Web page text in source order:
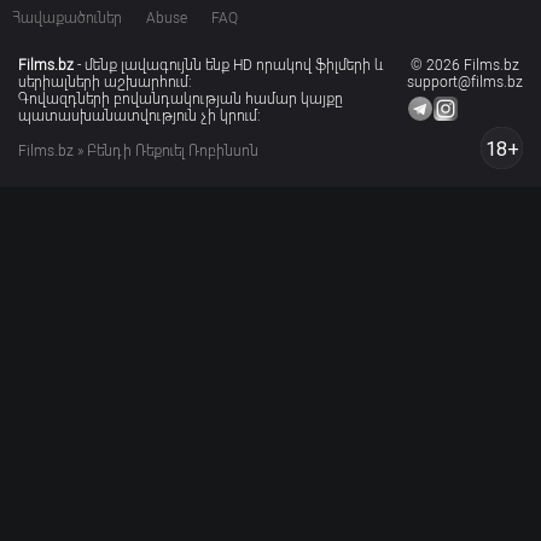
Հավաքածուներ Abuse FAQ
© 2026 Films.bz
support@films.bz
18+
Films.bz - մենք լավագույնն ենք HD որակով ֆիլմերի և
սերիալների աշխարհում:
Գովազդների բովանդակության համար կայքը
պատասխանատվություն չի կրում:
Films.bz » Բենդի Ռեքուել Ռոբինսոն